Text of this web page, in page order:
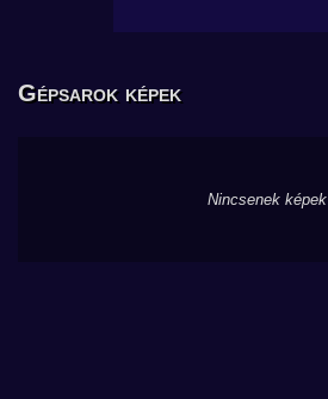
Gépsarok képek
Nincsenek képek